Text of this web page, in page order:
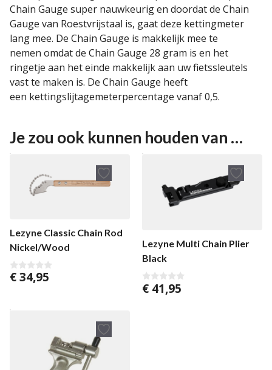
Chain Gauge super nauwkeurig en doordat de Chain
Gauge van Roestvrijstaal is, gaat deze kettingmeter
lang mee. De Chain Gauge is makkelijk mee te
nemen omdat de Chain Gauge 28 gram is en het
ringetje aan het einde makkelijk aan uw fietssleutels
vast te maken is. De Chain Gauge heeft
een kettingslijtagemeterpercentage vanaf 0,5.
Je zou ook kunnen houden van …
Lezyne Classic Chain Rod
Nickel/Wood
0
5
€34,95
Lezyne Multi Chain Plier
Black
0
v
€ 41,95